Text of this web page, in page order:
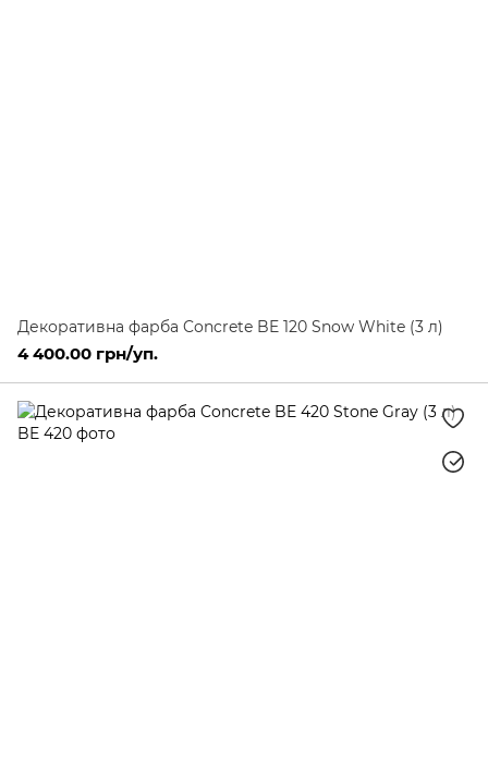
Декоративна фарба Concrete BE 120 Snow White (3 л)
4 400.00 грн/уп.